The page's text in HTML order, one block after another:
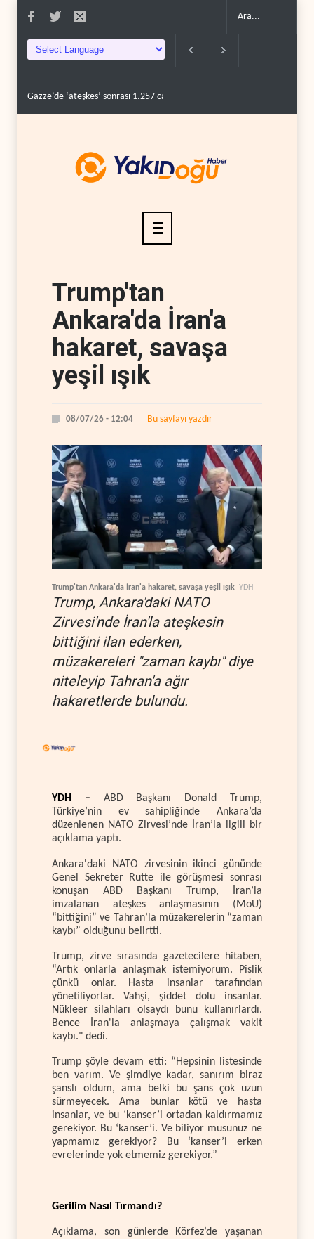
Gazze’de ‘ateşkes’ sonrası 1.257 can kaybı..
Trump'tan
Ankara'da İran'a
hakaret, savaşa
yeşil ışık
08/07/26 - 12:04 Bu sayfayı yazdır
Trump'tan Ankara'da İran'a hakaret, savaşa yeşil ışık YDH
Trump, Ankara'daki NATO
Zirvesi'nde İran'la ateşkesin
bittiğini ilan ederken,
müzakereleri "zaman kaybı" diye
niteleyip Tahran'a ağır
hakaretlerde bulundu.
YDH – ABD Başkanı Donald Trump,
Türkiye’nin ev sahipliğinde Ankara’da
düzenlenen NATO Zirvesi’nde İran’la ilgili bir
açıklama yaptı.
Ankara'daki NATO zirvesinin ikinci gününde
Genel Sekreter Rutte ile görüşmesi sonrası
konuşan ABD Başkanı Trump, İran’la
imzalanan ateşkes anlaşmasının (MoU)
“bittiğini” ve Tahran’la müzakerelerin “zaman
kaybı” olduğunu belirtti.
Trump, zirve sırasında gazetecilere hitaben,
“Artık onlarla anlaşmak istemiyorum. Pislik
çünkü onlar. Hasta insanlar tarafından
yönetiliyorlar. Vahşi, şiddet dolu insanlar.
Nükleer silahları olsaydı bunu kullanırlardı.
Bence İran'la anlaşmaya çalışmak vakit
kaybı." dedi.
Trump şöyle devam etti: “Hepsinin listesinde
ben varım. Ve şimdiye kadar, sanırım biraz
şanslı oldum, ama belki bu şans çok uzun
sürmeyecek. Ama bunlar kötü ve hasta
insanlar, ve bu ‘kanser’i ortadan kaldırmamız
gerekiyor. Bu ‘kanser’i. Ve biliyor musunuz ne
yapmamız gerekiyor? Bu ‘kanser’i erken
evrelerinde yok etmemiz gerekiyor.”
Gerilim Nasıl Tırmandı?
Açıklama, son günlerde Körfez’de yaşanan